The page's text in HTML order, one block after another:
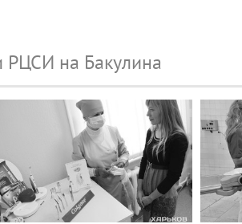
РЦСИ на Бакулина